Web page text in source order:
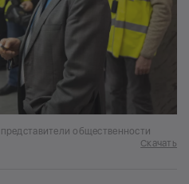
общественности
Скачать